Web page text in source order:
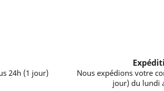
24h (1 jour)
Nous expédions votre
jour) du lundi